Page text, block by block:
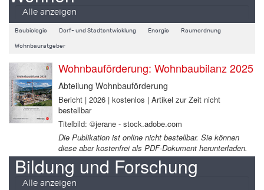
Alle anzeigen
Baubiologie Dorf- und Stadtentwicklung Energie Raumordnung
Wohnbauratgeber
Wohnbauförderung: Wohnbaubilanz 2025
Abteilung Wohnbauförderung
Bericht | 2026 | kostenlos | Artikel zur Zeit nicht
bestellbar
Titelbild: ©jerane - stock.adobe.com
Die Publikation ist online nicht bestellbar. Sie können
diese aber kostenfrei als PDF-Dokument herunterladen.
Bildung und Forschung
Alle anzeigen